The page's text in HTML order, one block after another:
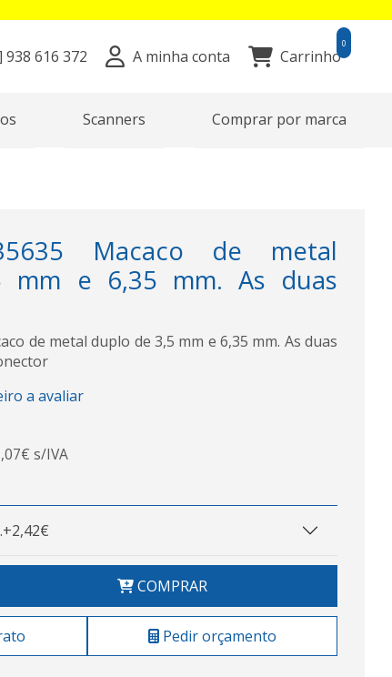
938 616 372 A minha conta Carrinho
0
Scanners Comprar por marca
Macaco de metal
mm e 6,35 mm. As duas
de metal duplo de 3,5 mm e 6,35 mm. As duas
a avaliar
s/IVA
+2,42€
COMPRAR
Pedir orçamento